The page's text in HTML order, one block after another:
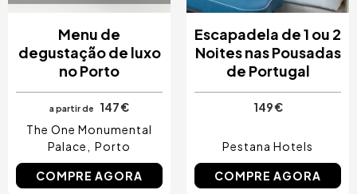
Menu de
degustação de luxo
no Porto
a partir de
147 €
The One Monumental
Palace
Porto
COMPRE AGORA
Escapadela de 1 ou 2
Noites nas Pousadas
de Portugal
149 €
Pestana Hotels
COMPRE AGORA